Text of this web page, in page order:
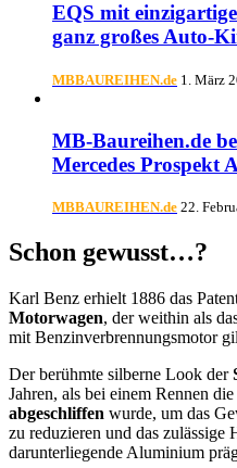
EQS mit
ganz großes Auto-
MBBAUREIHEN.de 1. März
MB-Baureihen.de
Mercedes Prospekt
MBBAUREIHEN.de 22.
Schon gewusst…?
Karl Benz erhielt 1886 das
Motorwagen, der weithin als
mit Benzinverbrennungsmotor
Der berühmte silberne Look der
Jahren, als bei einem Rennen
abgeschliffen wurde, um das
zu reduzieren und das zulässige
darunterliegende Aluminium